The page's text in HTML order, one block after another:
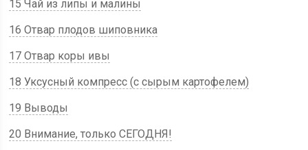
15 Чай из липы и малины
16 Отвар плодов шиповника
17 Отвар коры ивы
18 Уксусный компресс (с сырым картофелем)
19 Выводы
20 Внимание, только СЕГОДНЯ!